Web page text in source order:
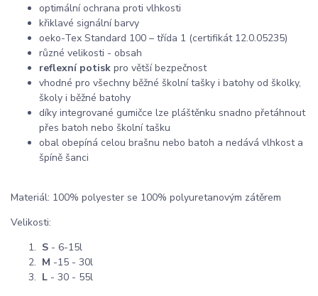
optimální ochrana proti vlhkosti
křiklavé signální barvy
oeko-Tex Standard 100 – třída 1 (certifikát 12.0.05235)
různé velikosti - obsah
reflexní potisk pro větší bezpečnost
vhodné pro všechny běžné školní tašky i batohy od školky,
školy i běžné batohy
díky integrované gumičce lze pláštěnku snadno přetáhnout
přes batoh nebo školní tašku
obal obepíná celou brašnu nebo batoh a nedává vlhkost a
špíně šanci
Materiál: 100% polyester se 100% polyuretanovým zátěrem
Velikosti:
S - 6-15l
M -15 - 30l
L - 30 - 55l